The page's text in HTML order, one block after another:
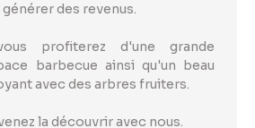
des revenus.
profiterez d'une grande
barbecue ainsi qu'un beau
avec des arbres fruiters.
la découvrir avec nous.